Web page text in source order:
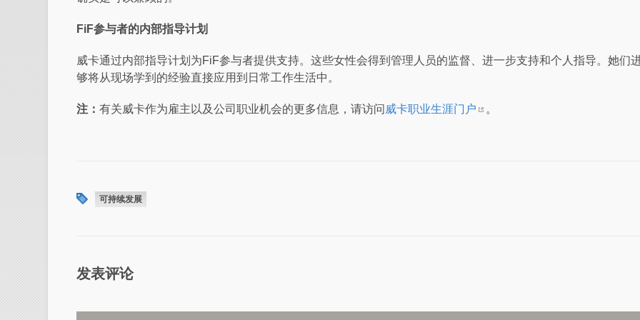
FiF参与者的内部指导计划
威卡通过内部指导计划为FiF参与者提供支持。这些女性会得到管理人员的监督、进一步支持和个人指导。她们
够将从现场学到的经验直接应用到日常工作生活中。
注： 有关威卡作为雇主以及公司职业机会的更多信息，请访问 威卡职业生涯门户 。
可持续发展
发表评论